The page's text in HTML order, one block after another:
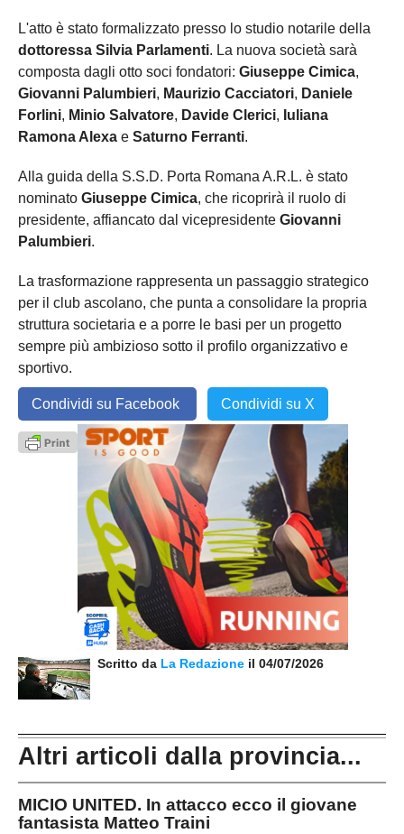
L'atto è stato formalizzato presso lo studio notarile della
dottoressa Silvia Parlamenti. La nuova società sarà
composta dagli otto soci fondatori: Giuseppe Cimica,
Giovanni Palumbieri, Maurizio Cacciatori, Daniele
Forlini, Minio Salvatore, Davide Clerici, Iuliana
Ramona Alexa e Saturno Ferranti.
Alla guida della S.S.D. Porta Romana A.R.L. è stato
nominato Giuseppe Cimica, che ricoprirà il ruolo di
presidente, affiancato dal vicepresidente Giovanni
Palumbieri.
La trasformazione rappresenta un passaggio strategico
per il club ascolano, che punta a consolidare la propria
struttura societaria e a porre le basi per un progetto
sempre più ambizioso sotto il profilo organizzativo e
sportivo.
Condividi su Facebook Condividi su X
Scritto da La Redazione il 04/07/2026
Altri articoli dalla provincia...
MICIO UNITED. In attacco ecco il giovane
fantasista Matteo Traini